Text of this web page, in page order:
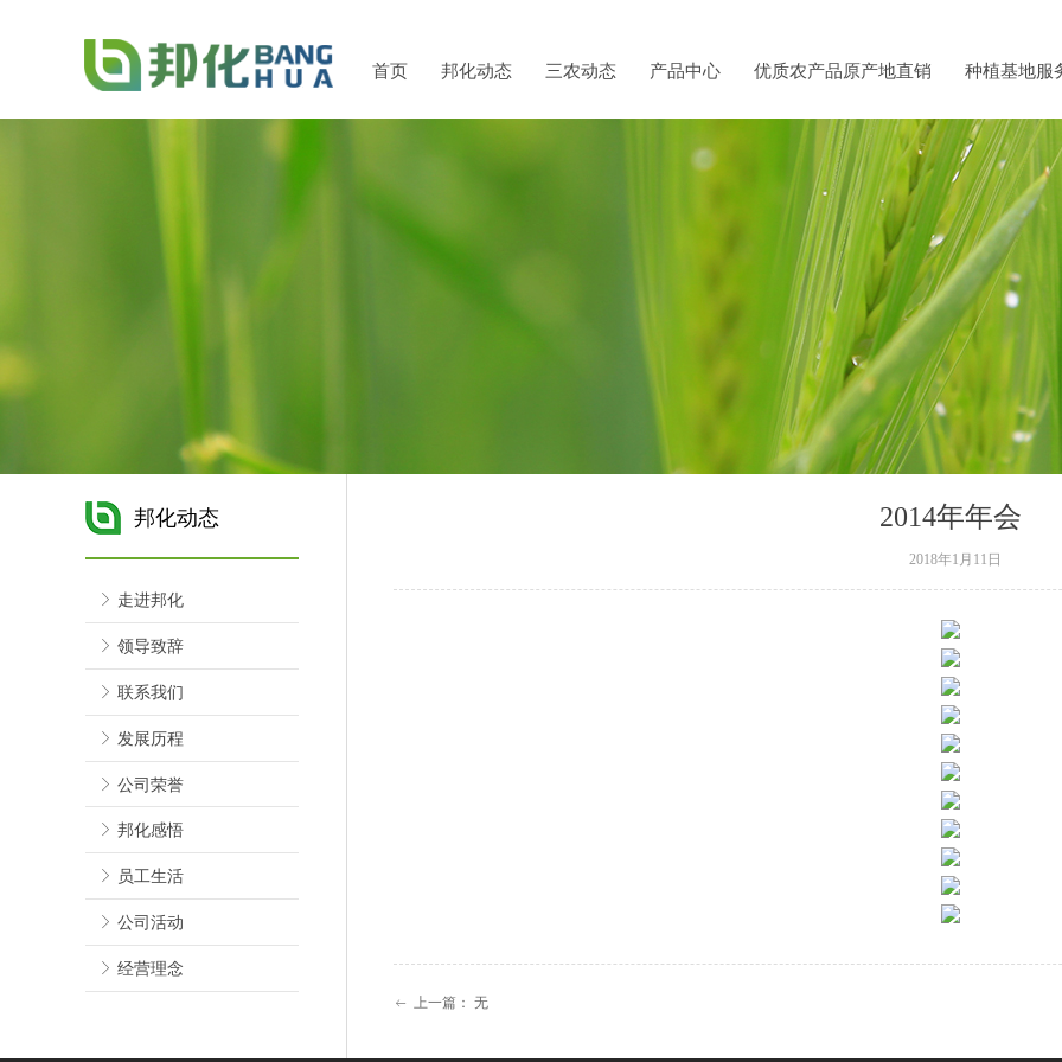
首页 邦化动态 三农动态 产品中心 优质农产品原产地直销 种植基地服
2014年年会
2018年1月11日
ꂃ 上一篇： 无
邦化动态
ꁕ 走进邦化
ꁕ 领导致辞
ꁕ 联系我们
ꁕ 发展历程
ꁕ 公司荣誉
ꁕ 邦化感悟
ꁕ 员工生活
ꁕ 公司活动
ꁕ 经营理念